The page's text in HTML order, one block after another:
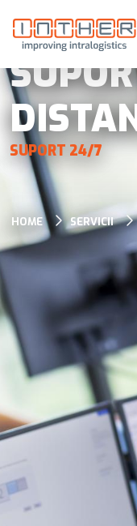
SUPORT 24/7
HOME SERVICII